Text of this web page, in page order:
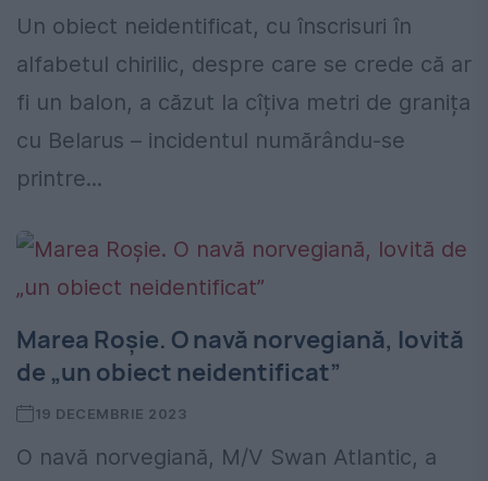
Un obiect neidentificat, cu înscrisuri în
alfabetul chirilic, despre care se crede că ar
fi un balon, a căzut la cîțiva metri de granița
cu Belarus – incidentul numărându-se
printre...
Marea Roșie. O navă norvegiană, lovită
de „un obiect neidentificat”
19 DECEMBRIE 2023
O navă norvegiană, M/V Swan Atlantic, a